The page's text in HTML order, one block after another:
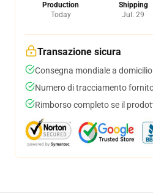
Production
Today
Shipping
Jul. 29
Transazione sicura
Consegna mondiale a domicilio
Numero di tracciamento
Rimborso completo se il